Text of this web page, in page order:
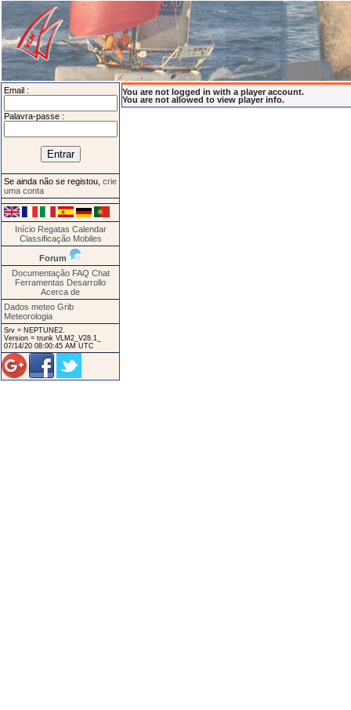
Email :
Palavra-passe :
Se ainda não se registou, crie
uma conta
Início Regatas Calendar
Classificação Mobiles
Forum
Documentação FAQ Chat
Ferramentas Desarrollo
Acerca de
Dados meteo Grib
Meteorologia
Srv = NEPTUNE2.
Version = trunk VLM2_V28.1_
07/14/20 08:00:45 AM UTC
You are not logged in with a player account.
You are not allowed to view player info.